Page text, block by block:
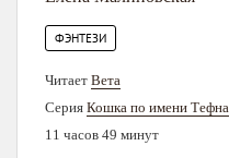
ФЭНТЕЗИ
Читает Вета
Серия Кошка по имени Тефна
11 часов 49 минут